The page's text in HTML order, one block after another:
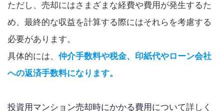
ただし、売却にはさまざまな経費や費用が発生するた
め、最終的な収益を計算する際にはそれらを考慮する
必要があります。
具体的には、 仲介手数料や税金、印紙代やローン会社
への返済手数料になります。
投資用マンション売却時にかかる費用について詳しく